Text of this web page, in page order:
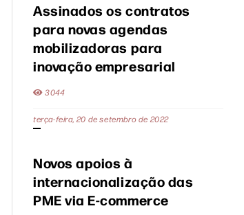
Assinados os contratos
para novas agendas
mobilizadoras para
inovação empresarial
3044
terça-feira, 20 de setembro de 2022
Novos apoios à
internacionalização das
PME via E-commerce